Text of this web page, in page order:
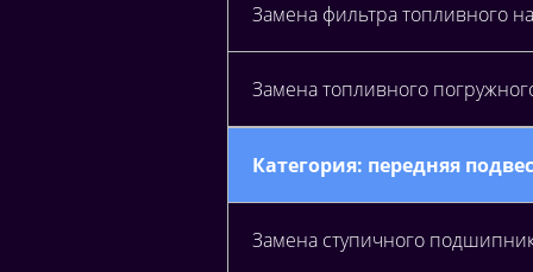
Замена фильтра топливного
Замена топливного
Категория: передняя
Замена ступичного